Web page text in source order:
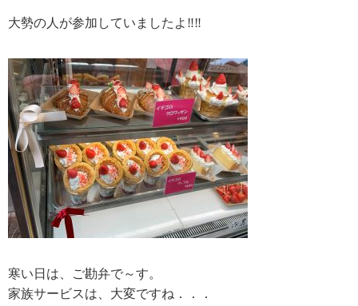
大勢の人が参加していましたよ‼‼
寒い日は、ご勘弁で～す。
家族サービスは、大変ですね．．．